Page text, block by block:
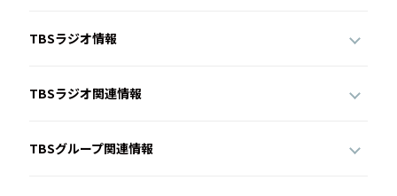
TBSラジオ情報
TBSラジオ関連情報
TBSグループ関連情報